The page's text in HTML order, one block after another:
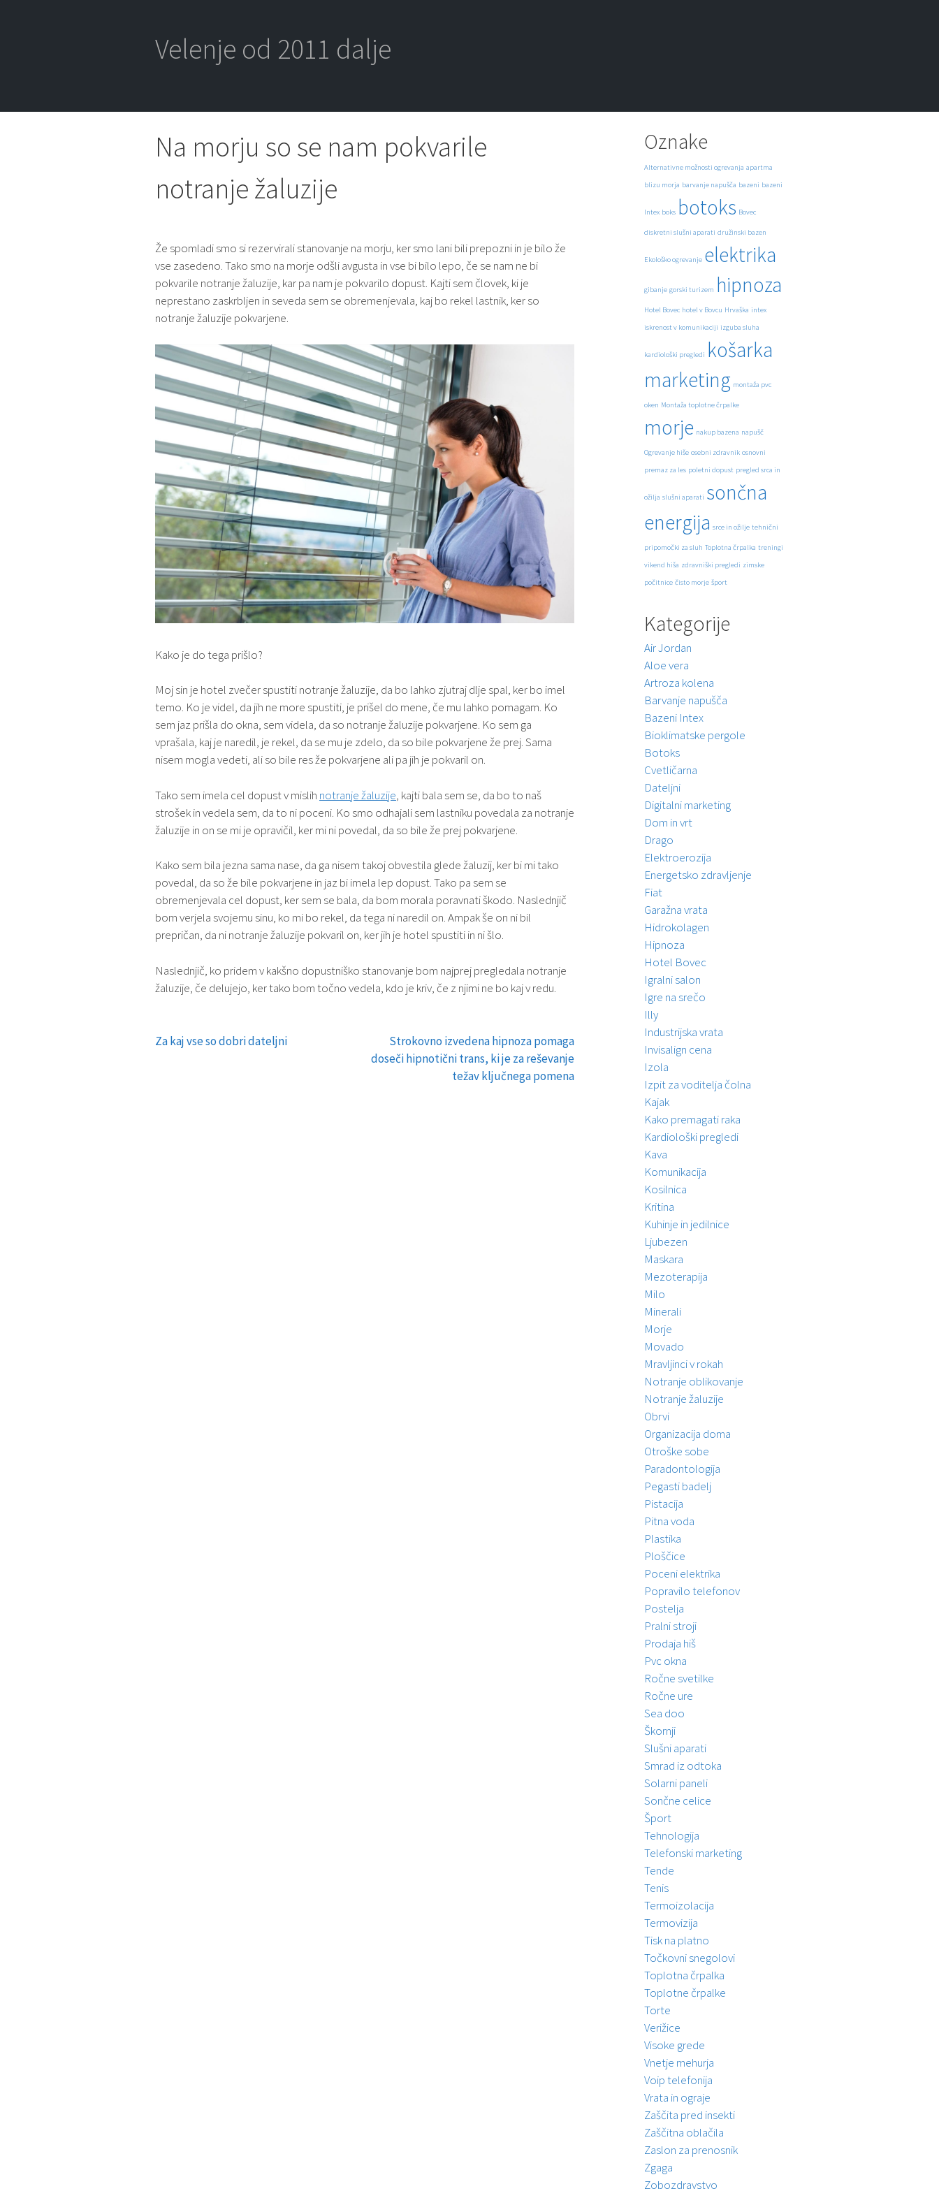
Velenje od 2011 dalje
Na morju so se nam pokvarile
notranje žaluzije
Že spomladi smo si rezervirali stanovanje na morju, ker smo lani bili prepozni in je bilo že
vse zasedeno. Tako smo na morje odšli avgusta in vse bi bilo lepo, če se nam ne bi
pokvarile notranje žaluzije, kar pa nam je pokvarilo dopust. Kajti sem človek, ki je
neprestano zaskrbljen in seveda sem se obremenjevala, kaj bo rekel lastnik, ker so
notranje žaluzije pokvarjene.
Kako je do tega prišlo?
Moj sin je hotel zvečer spustiti notranje žaluzije, da bo lahko zjutraj dlje spal, ker bo imel
temo. Ko je videl, da jih ne more spustiti, je prišel do mene, če mu lahko pomagam. Ko
sem jaz prišla do okna, sem videla, da so notranje žaluzije pokvarjene. Ko sem ga
vprašala, kaj je naredil, je rekel, da se mu je zdelo, da so bile pokvarjene že prej. Sama
nisem mogla vedeti, ali so bile res že pokvarjene ali pa jih je pokvaril on.
Tako sem imela cel dopust v mislih notranje žaluzije, kajti bala sem se, da bo to naš
strošek in vedela sem, da to ni poceni. Ko smo odhajali sem lastniku povedala za notranje
žaluzije in on se mi je opravičil, ker mi ni povedal, da so bile že prej pokvarjene.
Kako sem bila jezna sama nase, da ga nisem takoj obvestila glede žaluzij, ker bi mi tako
povedal, da so že bile pokvarjene in jaz bi imela lep dopust. Tako pa sem se
obremenjevala cel dopust, ker sem se bala, da bom morala poravnati škodo. Naslednjič
bom verjela svojemu sinu, ko mi bo rekel, da tega ni naredil on. Ampak še on ni bil
prepričan, da ni notranje žaluzije pokvaril on, ker jih je hotel spustiti in ni šlo.
Naslednjič, ko pridem v kakšno dopustniško stanovanje bom najprej pregledala notranje
žaluzije, če delujejo, ker tako bom točno vedela, kdo je kriv, če z njimi ne bo kaj v redu.
Navigacija
Za kaj vse so dobri dateljni
Strokovno izvedena hipnoza pomaga
doseči hipnotični trans, ki je za reševanje
težav ključnega pomena
Oznake
Alternativne možnosti ogrevanja apartma
blizu morja barvanje napušča bazeni bazeni
Intex boks botoks Bovec
diskretni slušni aparati družinski bazen
Ekološko ogrevanje elektrika
gibanje gorski turizem hipnoza
Hotel Bovec hotel v Bovcu Hrvaška intex
iskrenost v komunikaciji izguba sluha
kardiološki pregledi košarka
marketing montaža pvc
oken Montaža toplotne črpalke
morje nakup bazena napušč
Ogrevanje hiše osebni zdravnik osnovni
premaz za les poletni dopust pregled srca in
ožilja slušni aparati sončna
energija srce in ožilje tehnični
pripomočki za sluh Toplotna črpalka treningi
vikend hiša zdravniški pregledi zimske
počitnice čisto morje šport
Kategorije
Air Jordan
Aloe vera
Artroza kolena
Barvanje napušča
Bazeni Intex
Bioklimatske pergole
Botoks
Cvetličarna
Dateljni
Digitalni marketing
Dom in vrt
Drago
Elektroerozija
Energetsko zdravljenje
Fiat
Garažna vrata
Hidrokolagen
Hipnoza
Hotel Bovec
Igralni salon
Igre na srečo
Illy
Industrijska vrata
Invisalign cena
Izola
Izpit za voditelja čolna
Kajak
Kako premagati raka
Kardiološki pregledi
Kava
Komunikacija
Kosilnica
Kritina
Kuhinje in jedilnice
Ljubezen
Maskara
Mezoterapija
Milo
Minerali
Morje
Movado
Mravljinci v rokah
Notranje oblikovanje
Notranje žaluzije
Obrvi
Organizacija doma
Otroške sobe
Paradontologija
Pegasti badelj
Pistacija
Pitna voda
Plastika
Ploščice
Poceni elektrika
Popravilo telefonov
Postelja
Pralni stroji
Prodaja hiš
Pvc okna
Ročne svetilke
Ročne ure
Sea doo
Škornji
Slušni aparati
Smrad iz odtoka
Solarni paneli
Sončne celice
Šport
Tehnologija
Telefonski marketing
Tende
Tenis
Termoizolacija
Termovizija
Tisk na platno
Točkovni snegolovi
Toplotna črpalka
Toplotne črpalke
Torte
Verižice
Visoke grede
Vnetje mehurja
Voip telefonija
Vrata in ograje
Zaščita pred insekti
Zaščitna oblačila
Zaslon za prenosnik
Zgaga
Zobozdravstvo